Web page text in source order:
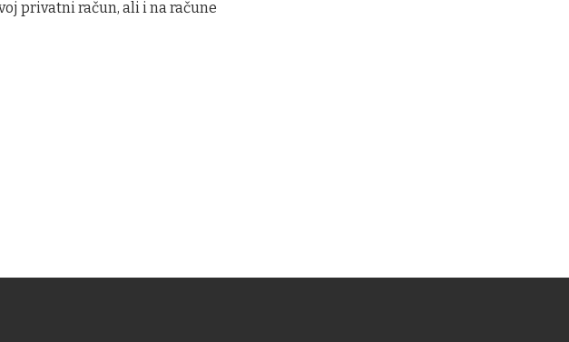
privatni račun, ali i na račune